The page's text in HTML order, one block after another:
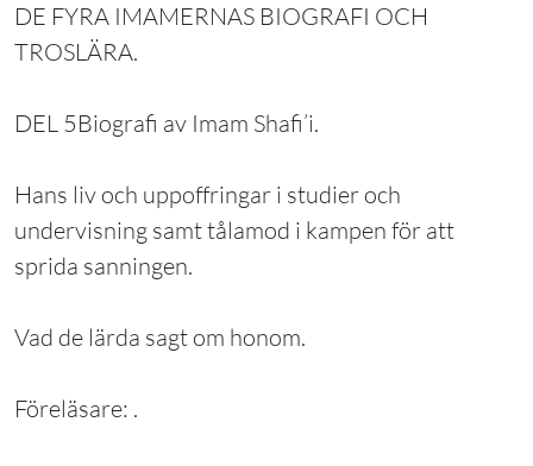
DE FYRA IMAMERNAS BIOGRAFI OCH
TROSLÄRA.
DEL 5Biografi av Imam Shafi’i.
Hans liv och uppoffringar i studier och
undervisning samt tålamod i kampen för att
sprida sanningen.
Vad de lärda sagt om honom.
Föreläsare: .